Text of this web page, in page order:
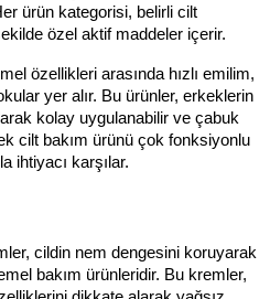
ürün kategorisi, belirli cilt
özel aktif maddeler içerir.
özellikleri arasında hızlı emilim,
yer alır. Bu ürünler, erkeklerin
kolay uygulanabilir ve çabuk
cilt bakım ürünü çok fonksiyonlu
ihtiyacı karşılar.
cildin nem dengesini koruyarak
bakım ürünleridir. Bu kremler,